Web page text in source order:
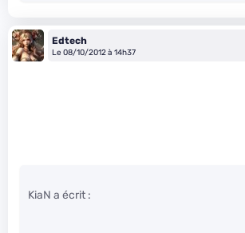
Edtech
Le 08/10/2012 à 14h37
KiaN a écrit :